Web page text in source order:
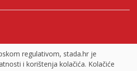
regulativom, stada.hr je
i korištenja kolačića. Kolačiće